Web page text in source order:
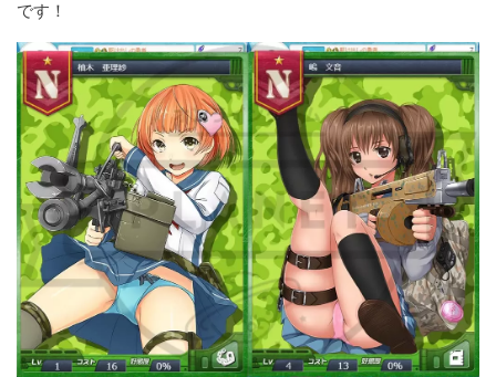
です！